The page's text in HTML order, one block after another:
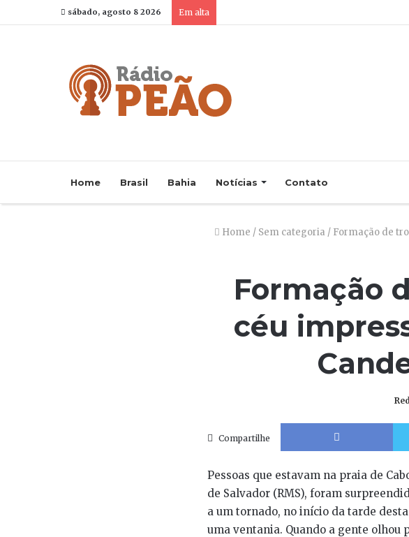
sábado, agosto 8 2026 Em alta
Home Brasil Bahia Notícias Contato
Home / Sem categoria / Formação de
Formação
céu
Compartilhe
Pessoas que estavam na praia de
de Salvador (RMS), foram
a um tornado, no início da tarde
uma ventania. Quando a gente olhou